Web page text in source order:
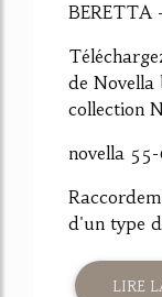
BERETTA
de Novella
collection
novella
d'un type
LIRE